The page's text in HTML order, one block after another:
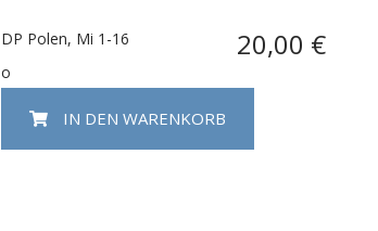
DP Polen, Mi 1-16 20,00 €
o
IN DEN WARENKORB